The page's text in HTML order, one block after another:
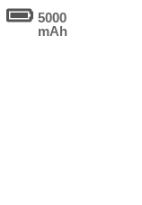
5000
mAh